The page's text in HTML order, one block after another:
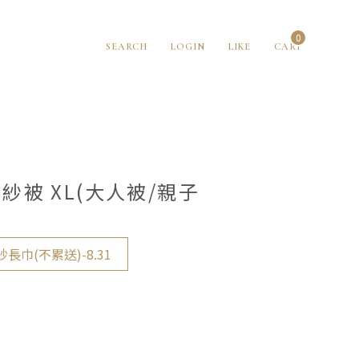
SEARCH LOGIN LIKE CART
0
被 XL(大人被/親子
長巾(不累送)-8.31